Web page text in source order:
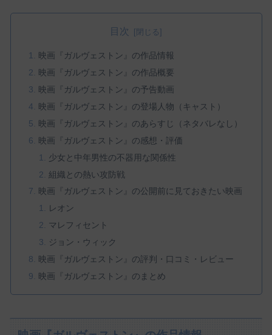
目次
映画『ガルヴェストン』の作品情報
映画『ガルヴェストン』の作品概要
映画『ガルヴェストン』の予告動画
映画『ガルヴェストン』の登場人物（キャスト）
映画『ガルヴェストン』のあらすじ（ネタバレなし）
映画『ガルヴェストン』の感想・評価
少女と中年男性の不器用な関係性
組織との熱い攻防戦
映画『ガルヴェストン』の公開前に見ておきたい映画
レオン
マレフィセント
ジョン・ウィック
映画『ガルヴェストン』の評判・口コミ・レビュー
映画『ガルヴェストン』のまとめ